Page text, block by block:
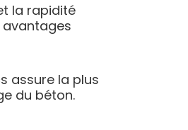
la rapidité
avantages
assure la plus
du béton.